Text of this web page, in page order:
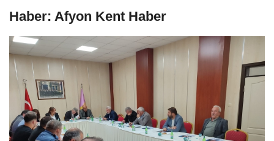
Haber: Afyon Kent Haber